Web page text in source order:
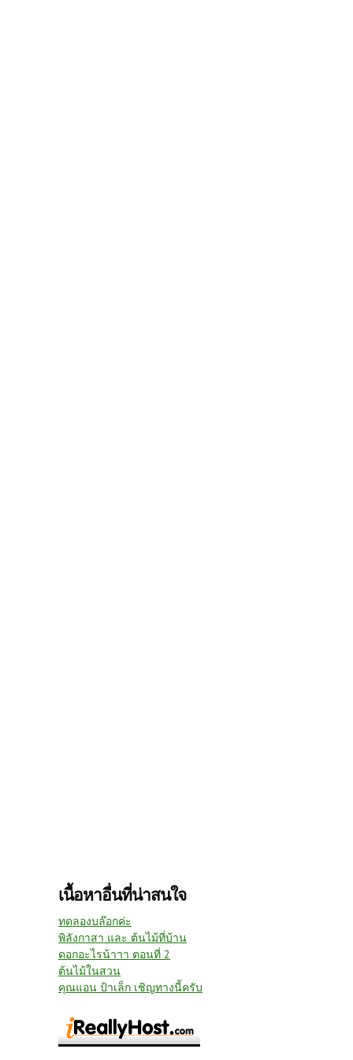
เนื้อหาอื่นที่น่าสนใจ
ทดลองบล๊อกค่ะ
พิลังกาสา และ ต้นไม้ที่บ้าน
ดอกอะไรน้าาา ตอนที่ 2
ต้นไม้ในสวน
คุณแอน ป้าเล็ก เชิญทางนี้ครับ